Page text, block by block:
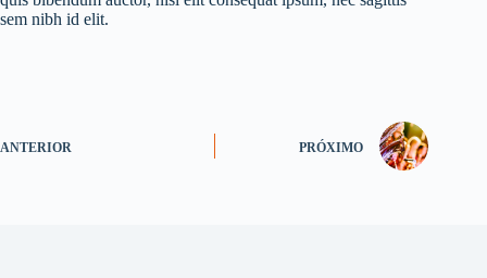
sem nibh id elit.
ANTERIOR PRÓXIMO